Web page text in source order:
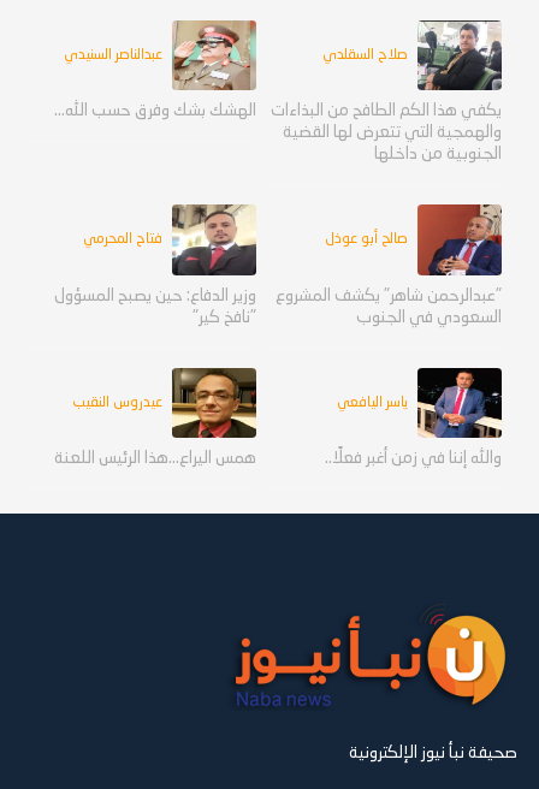
صلاح السقلدي
يكفي هذا الكم الطافح من البذاءات
والهمجية التي تتعرض لها القضية
الجنوبية من داخلها
عبدالناصر السنيدي
الهشك بشك وفرق حسب الله...
صالح أبو عوذل
"عبدالرحمن شاهر" يكشف المشروع
السعودي في الجنوب
فتاح المحرمي
وزير الدفاع: حين يصبح المسؤول
"نافخ كير"
ياسر اليافعي
والله إننا في زمن أغبر فعلًا..
عيدروس النقيب
همس اليراع...هذا الرئيس اللعنة
صحيفة نبأ نيوز الإلكترونية